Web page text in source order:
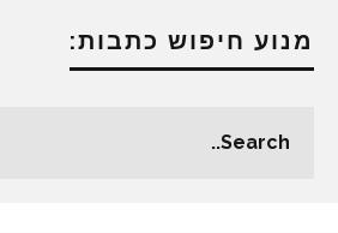
מנוע חיפוש כתבות: